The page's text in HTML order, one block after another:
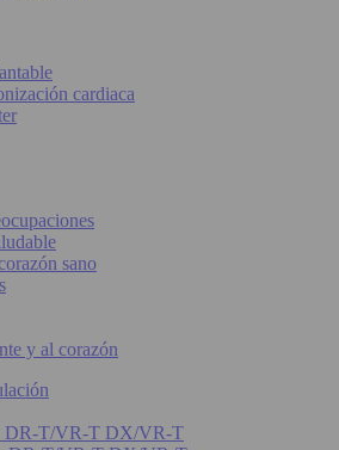
cardiaca
sano
y al corazón
DR-T/VR-T DX/VR-T